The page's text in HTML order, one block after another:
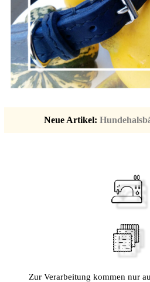
Neue Artikel:
Zur Verarbeitung kommen nur